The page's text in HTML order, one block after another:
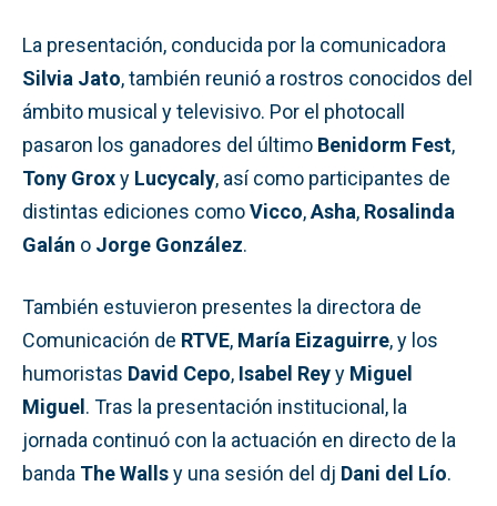
La presentación, conducida por la comunicadora
Silvia Jato, también reunió a rostros conocidos del
ámbito musical y televisivo. Por el photocall
pasaron los ganadores del último Benidorm Fest,
Tony Groxy Lucycaly, así como participantes de
distintas ediciones comoVicco,Asha, Rosalinda
Galán o Jorge González.
También estuvieron presentes la directora de
Comunicación de RTVE, María Eizaguirre, y los
humoristas David Cepo, Isabel Reyy Miguel
Miguel. Tras la presentación institucional, la
jornada continuó con la actuación en directo de la
banda The Wallsy una sesión del dj Dani del Lío.